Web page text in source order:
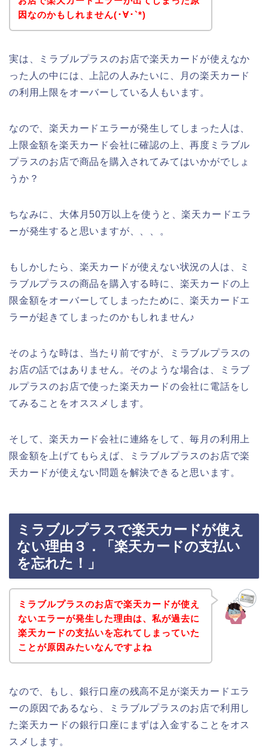
因なのかもしれません(･∀･`*)
実は、ミラブルプラスのお店で楽天カードが使えなか
った人の中には、上記の人みたいに、月の楽天カード
の利用上限をオーバーしている人もいます。
なので、楽天カードエラーが発生してしまった人は、
上限金額を楽天カード会社に確認の上、再度ミラブル
プラスのお店で商品を購入されてみてはいかがでしょ
うか？
ちなみに、大体月50万以上を使うと、楽天カードエラ
ーが発生すると思いますが、、、。
もしかしたら、楽天カードが使えない状況の人は、ミ
ラブルプラスの商品を購入する時に、楽天カードの上
限金額をオーバーしてしまったために、楽天カードエ
ラーが起きてしまったのかもしれません♪
そのような時は、当たり前ですが、ミラブルプラスの
お店の話ではありません。そのような場合は、ミラブ
ルプラスのお店で使った楽天カードの会社に電話をし
てみることをオススメします。
そして、楽天カード会社に連絡をして、毎月の利用上
限金額を上げてもらえば、ミラブルプラスのお店で楽
天カードが使えない問題を解決できると思います。
ミラブルプラスで楽天カードが使え
ない理由３．「楽天カードの支払い
を忘れた！」
ミラブルプラスのお店で楽天カードが使え
ないエラーが発生した理由は、私が過去に
楽天カードの支払いを忘れてしまっていた
ことが原因みたいなんですよね
なので、もし、銀行口座の残高不足が楽天カードエラ
ーの原因であるなら、ミラブルプラスのお店で利用し
た楽天カードの銀行口座にまずは入金することをオス
スメします。